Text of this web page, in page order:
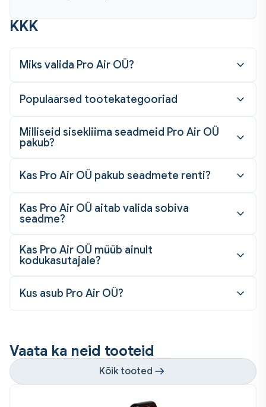
KKK
Miks valida Pro Air OÜ?
Populaarsed tootekategooriad
Milliseid sisekliima seadmeid Pro Air OÜ
pakub?
Kas Pro Air OÜ pakub seadmete renti?
Kas Pro Air OÜ aitab valida sobiva
seadme?
Kas Pro Air OÜ müüb ainult
kodukasutajale?
Kus asub Pro Air OÜ?
Vaata ka neid tooteid
Kõik tooted